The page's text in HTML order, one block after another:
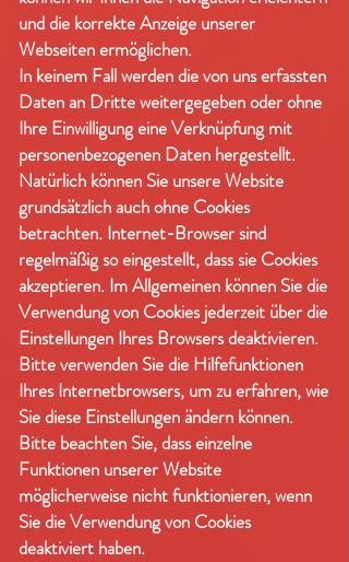
und die korrekte Anzeige unserer
Webseiten ermöglichen.
In keinem Fall werden die von uns erfassten
Daten an Dritte weitergegeben oder ohne
Ihre Einwilligung eine Verknüpfung mit
personenbezogenen Daten hergestellt.
Natürlich können Sie unsere Website
grundsätzlich auch ohne Cookies
betrachten. Internet-Browser sind
regelmäßig so eingestellt, dass sie Cookies
akzeptieren. Im Allgemeinen können Sie die
Verwendung von Cookies jederzeit über die
Einstellungen Ihres Browsers deaktivieren.
Bitte verwenden Sie die Hilfefunktionen
Ihres Internetbrowsers, um zu erfahren, wie
Sie diese Einstellungen ändern können.
Bitte beachten Sie, dass einzelne
Funktionen unserer Website
möglicherweise nicht funktionieren, wenn
Sie die Verwendung von Cookies
deaktiviert haben.